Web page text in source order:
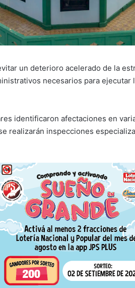
un deterioro acelerado de la
necesarios para ejecutar
identificaron afectaciones en
realizarán inspecciones